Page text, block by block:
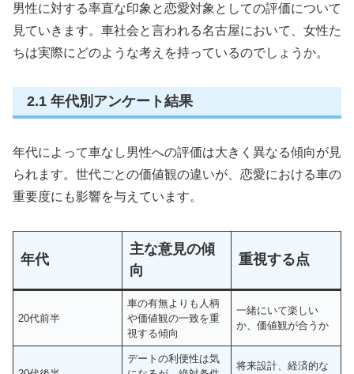
男性に対する率直な印象と恋愛対象としての評価について
見ていきます。車社会と言われる名古屋において、女性た
ちは実際にどのような考えを持っているのでしょうか。
2.1 年代別アンケート結果
年代によって車なし男性への評価は大きく異なる傾向が見
られます。世代ごとの価値観の違いが、恋愛における車の
重要度にも影響を与えています。
年代
主な意見の傾
向
重視する点
20代前半
車の有無よりも人柄
や価値観の一致を重
視する傾向
一緒にいて楽しい
か、価値観が合うか
デートの利便性は気
将来設計、経済的な